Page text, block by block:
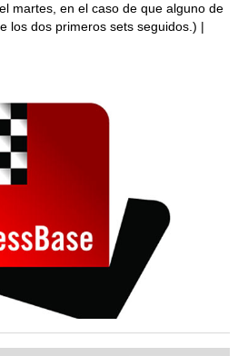
martes, en el caso de que alguno de
los dos primeros sets seguidos.) |